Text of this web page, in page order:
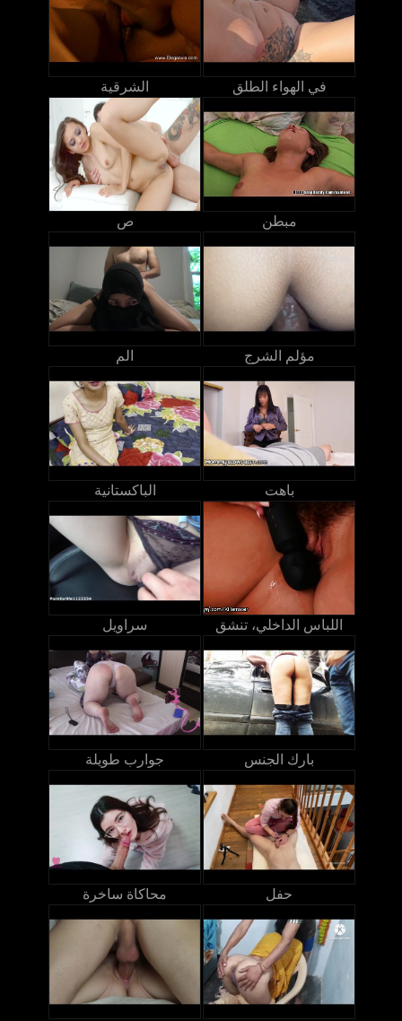
الشرقية في الهواء الطلق
ص مبطن
الم مؤلم الشرج
الباكستانية باهت
سراويل اللباس الداخلي، تنشق
جوارب طويلة بارك الجنس
محاكاة ساخرة حفل